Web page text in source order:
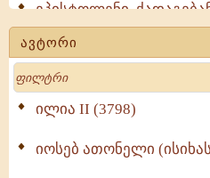
ეპისტოლენი,
(723)
მოძღვრის ძალზე
მრევლისათვის (545)
Wisdomge (514)
ქადაგებანი გაბრიელ
ავტორი
Search
ილია II (3798)
იოსებ ათონელი